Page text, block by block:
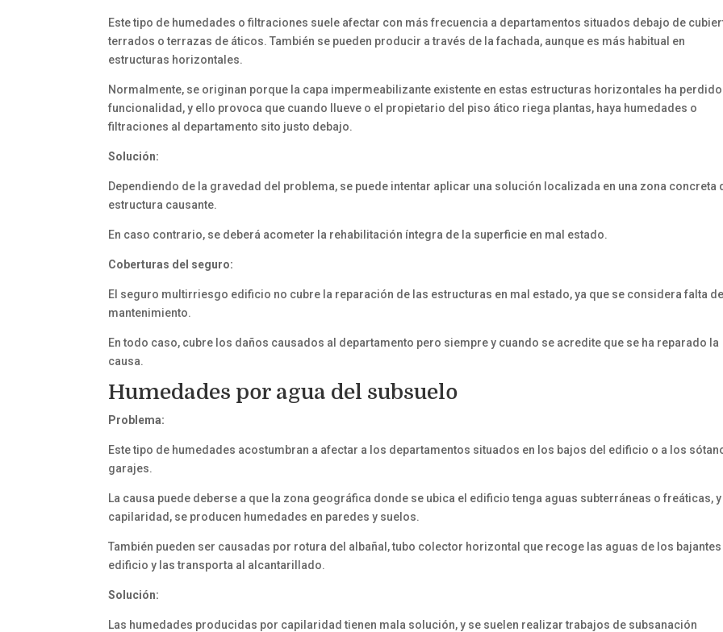
Este tipo de humedades o filtraciones suele afectar con más frecuencia a departamentos situados debajo de
terrados o terrazas de áticos. También se pueden producir a través de la fachada, aunque es más habitual en
estructuras horizontales.
Normalmente, se originan porque la capa impermeabilizante existente en estas estructuras horizontales ha
funcionalidad, y ello provoca que cuando llueve o el propietario del piso ático riega plantas, haya humedades o
filtraciones al departamento sito justo debajo.
Solución:
Dependiendo de la gravedad del problema, se puede intentar aplicar una solución localizada en una zona concreta
estructura causante.
En caso contrario, se deberá acometer la rehabilitación íntegra de la superficie en mal estado.
Coberturas del seguro:
El seguro multirriesgo edificio no cubre la reparación de las estructuras en mal estado, ya que se considera falta
mantenimiento.
En todo caso, cubre los daños causados al departamento pero siempre y cuando se acredite que se ha reparado la
causa.
Humedades por agua del subsuelo
Problema:
Este tipo de humedades acostumbran a afectar a los departamentos situados en los bajos del edificio o a los
garajes.
La causa puede deberse a que la zona geográfica donde se ubica el edificio tenga aguas subterráneas o freáticas,
capilaridad, se producen humedades en paredes y suelos.
También pueden ser causadas por rotura del albañal, tubo colector horizontal que recoge las aguas de los
edificio y las transporta al alcantarillado.
Solución:
Las humedades producidas por capilaridad tienen mala solución, y se suelen realizar trabajos de subsanación